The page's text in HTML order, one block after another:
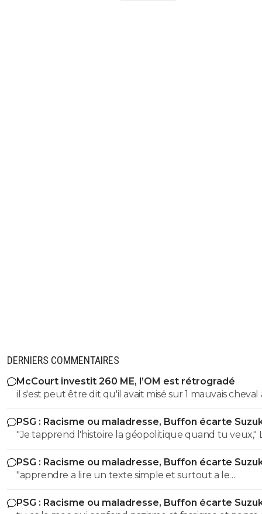
DERNIERS COMMENTAIRES
McCourt investit 260 ME, l’OM est rétrogradé
il s'est peut être dit qu'il avait misé sur 1 mauvais cheval
u coup
PSG : Racisme ou maladresse, Buffon écarte
"Je tapprend l'histoire la géopolitique quand tu veux," LOL
LOL LOL tu peux meme pas apprendre à un collégien
l'histoire puisque meme un élève de 3eme sait que le
nazisme c'est pas en Italie contrairement à toi l'ane du
! Ca se voit que t'es l'électeur moyen de LFI, un mec plus
bete que la moyenne et pas assez cultivé !! Tu viens de le
PSG : Racisme ou maladresse, Buffon écarte
"apprendre a lire un texte simple et surtout a le
comprendre" dixit le mec qui pensait que le nazisme
en italie mdr On sent le petit lfiste frustré ! va picoler tes 8.6 le
PSG : Racisme ou maladresse, Buffon écarte